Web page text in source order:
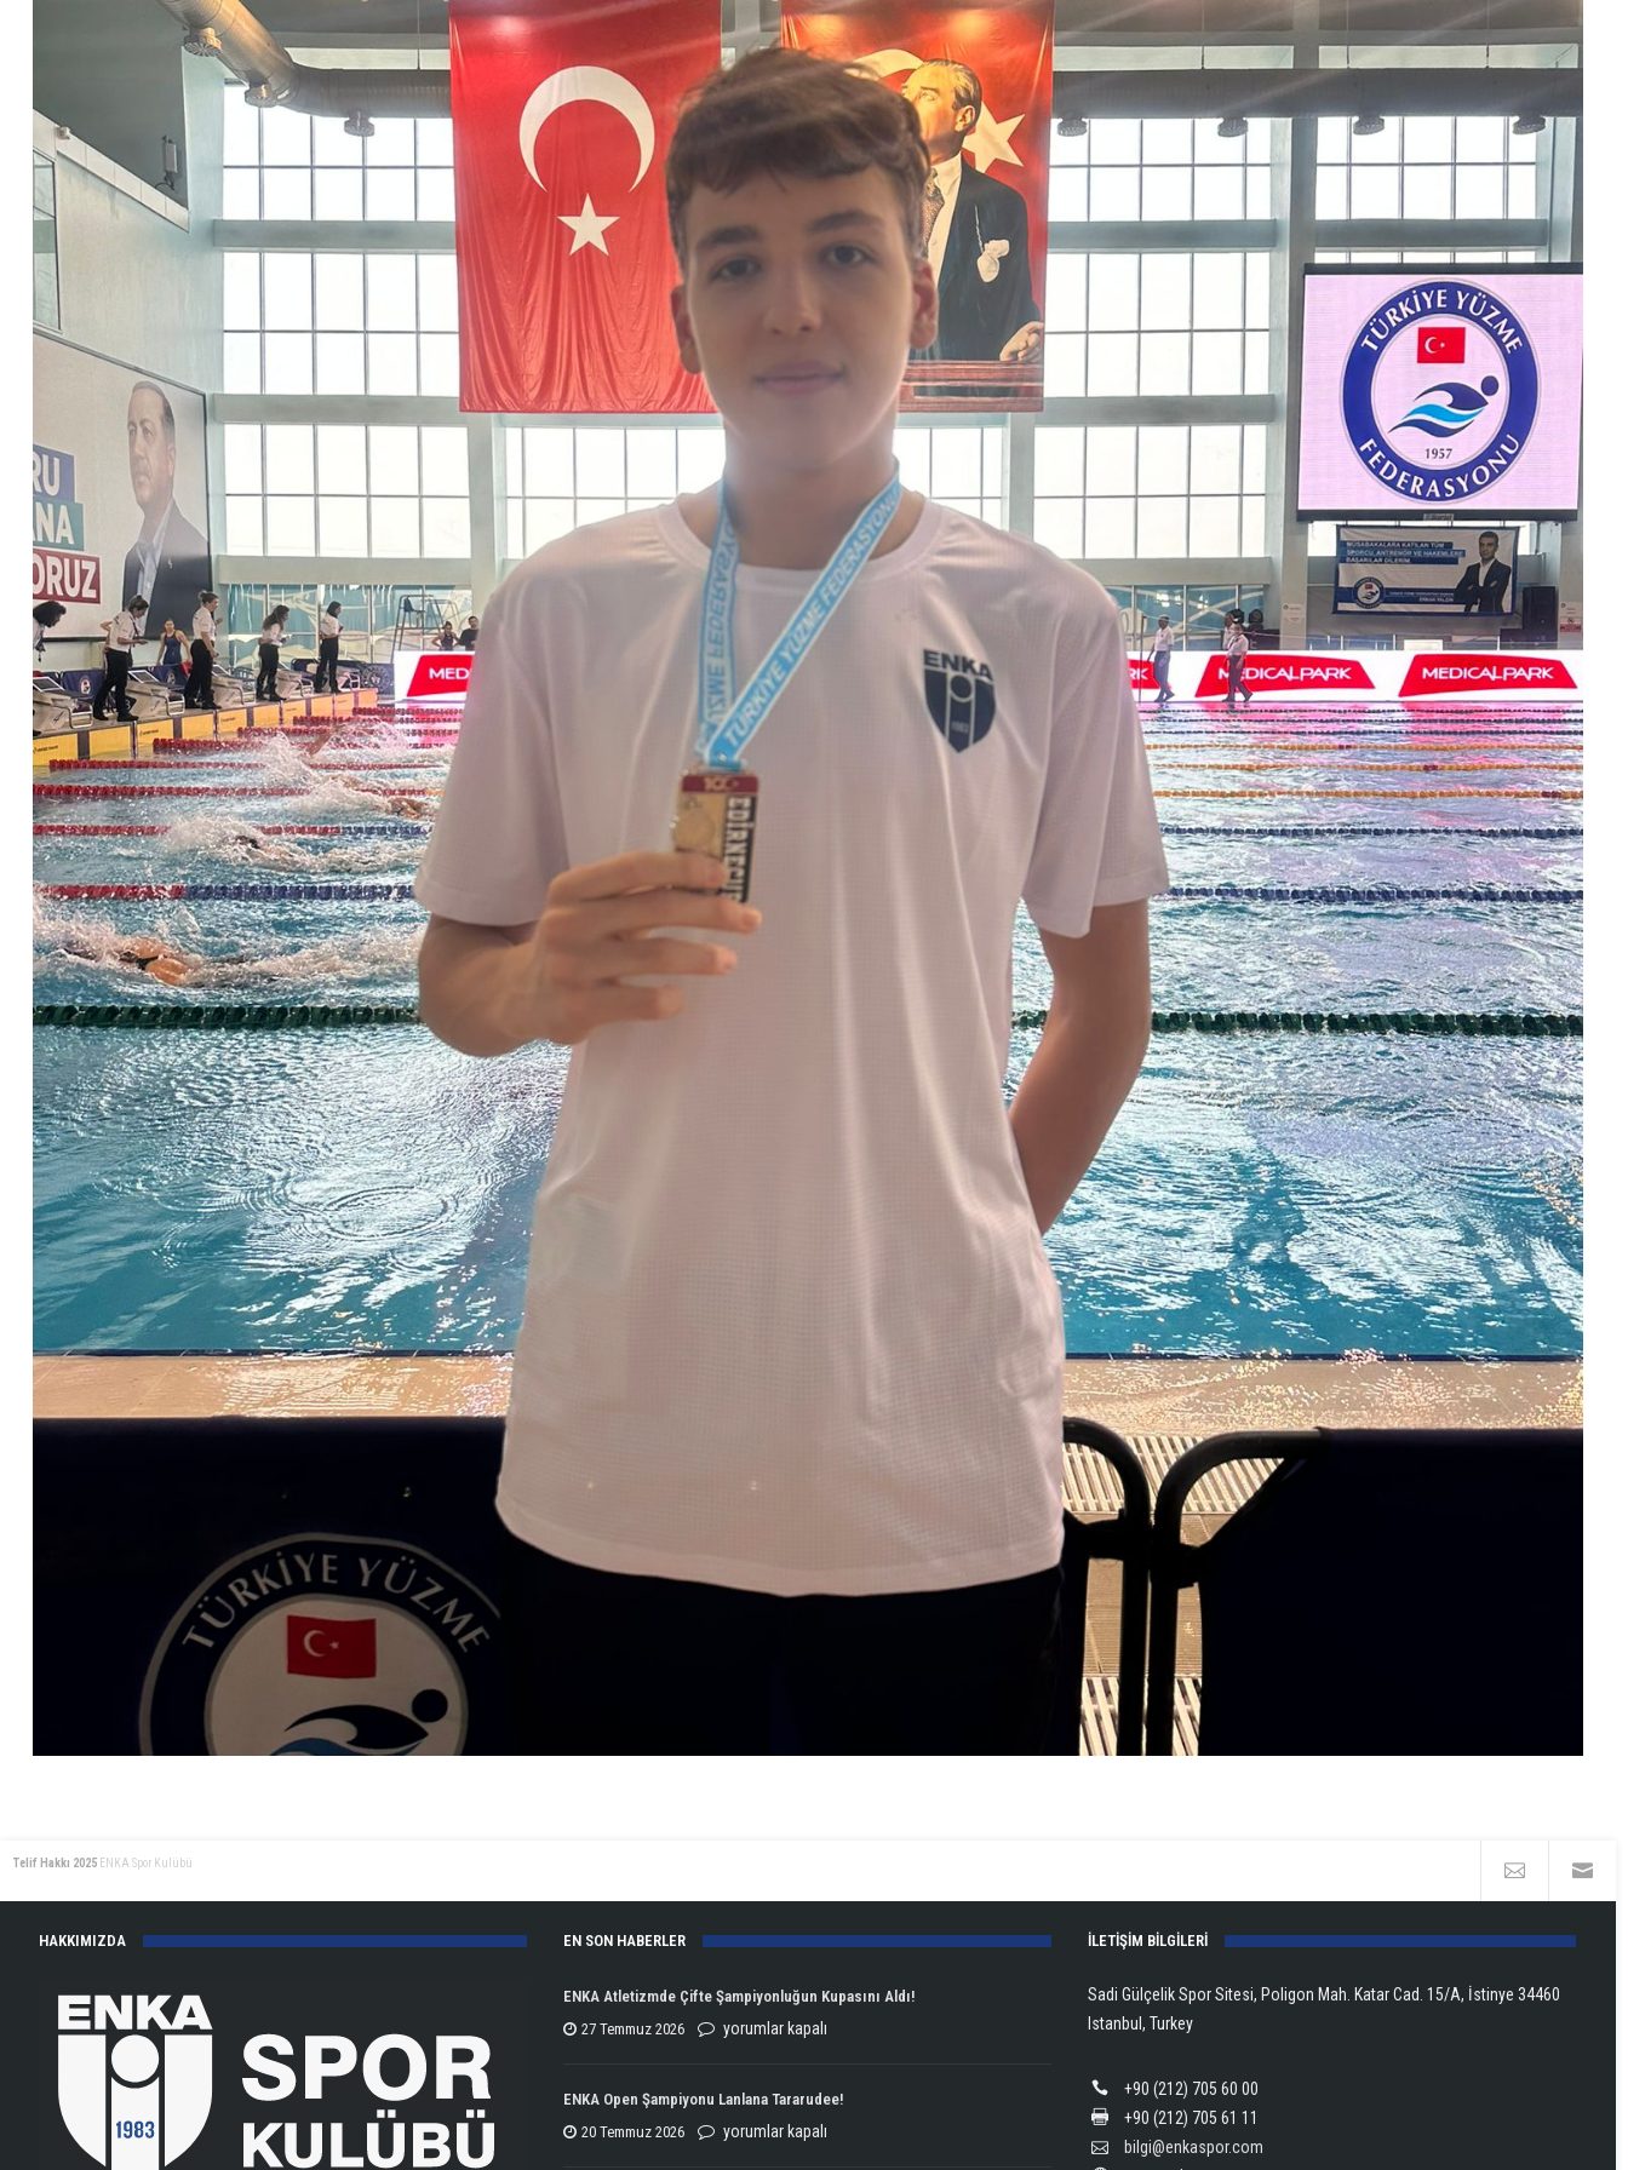
Telif Hakkı 2025 ENKA Spor Kulübü
HAKKIMIZDA EN SON HABERLER
ENKA Atletizmde Çifte Şampiyonluğun Kupasını Aldı!
27 Temmuz 2026
ENKA
Çifte
Şampiyonluğun
yorumlar kapalı
ENKA Open Şampiyonu Lanlana Tararudee!
20 Temmuz 2026
ENKA
yorumlar kapalı
İLETİŞİM BİLGİLERİ
Sadi Gülçelik Spor Sitesi, Poligon Mah. Katar Cad. 15/A, İstinye 34460
Istanbul, Turkey
+90 (212) 705 60 00
+90 (212) 705 61 11
bilgi@enkaspor.com